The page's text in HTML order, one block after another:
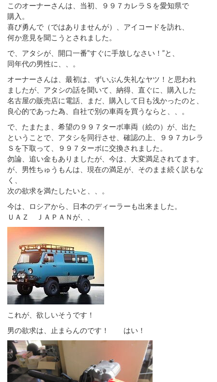
このオーナーさんは、当初、９９７カレラＳを愛知県で
購入。
喜び勇んで（ではありませんが）、アイコードを訪れ、
何か意見を聞こうとされました。
で、アタシが、開口一番”すぐに手放しなさい！”と、
同年代の男性に、、。
オーナーさんは、最初は、ずいぶん失礼なヤツ！と思われ
ましたが、アタシの話を聞いて、納得、直ぐに、購入した
名古屋の販売店に電話、まだ、購入して日も浅かったのと、
良心的であった為、自社で別の車両を買うならと、、。
で、たまたま、希望の９９７ターボ車両（絵の）が、出た
ということで、アタシを同行させ、確認の上、９９７カレラ
Ｓを下取って、９９７ターボに交換されました。
勿論、追い金もありましたが、今は、大変満足されてます。
が、男性ちゅうもんは、現在の満足が、そのまま続く訳もな
く、
次の欲求を満たしたいと、、。
今は、ロシアから、日本のディーラーも出来ました。
ＵＡＺ ＪＡＰＡＮが、、
これが、欲しいそうです！
男の欲求は、止まらんのです！ はい！